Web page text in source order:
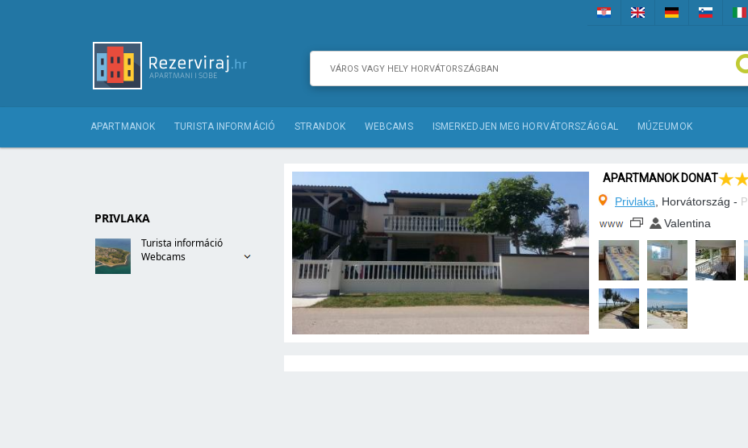
APARTMANOK TURISTA INFORMÁCIÓ STRANDOK WEBCAMS ISMERKEDJEN MEG HORVÁTORSZÁGGAL MÚZEUMOK
PRIVLAKA
Turista információ
Webcams
APARTMANOK DONAT
Privlaka , Horvátország -
Valentina